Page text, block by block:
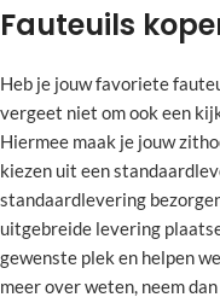
Fauteuils
Heb je jouw favoriete
vergeet niet om ook een
Hiermee maak je jouw
kiezen uit een
standaardlevering
uitgebreide levering
gewenste plek en helpen
meer over weten, neem